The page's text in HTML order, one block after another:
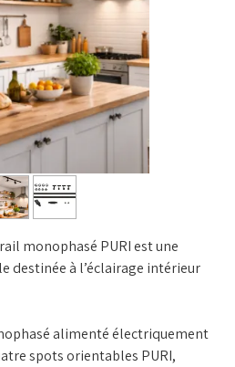
monophasé PURI est une
destinée à l’éclairage intérieur
alimenté électriquement
spots orientables PURI,